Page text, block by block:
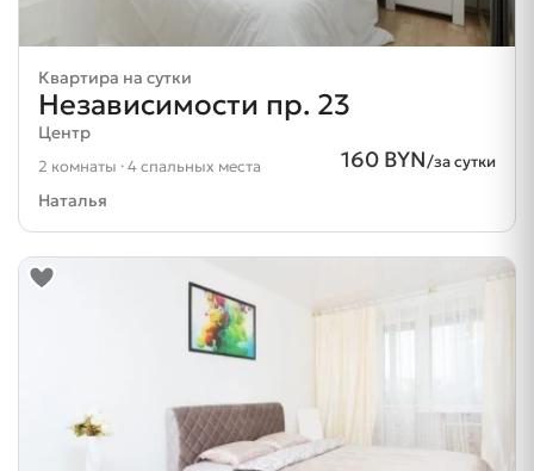
Квартира на сутки
Независимости пр. 23
Центр
160 BYN/за сутки
2 комнаты · 4 спальных места
Наталья